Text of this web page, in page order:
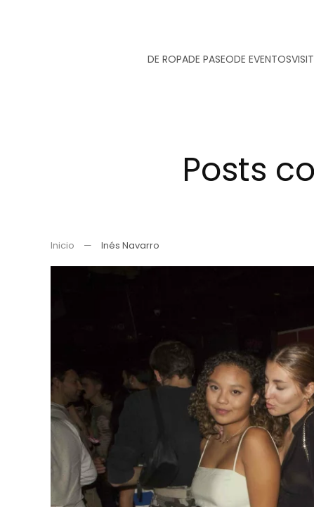
DE ROPADE PASEODE EVENTOS
Posts
Inicio Inés Navarro